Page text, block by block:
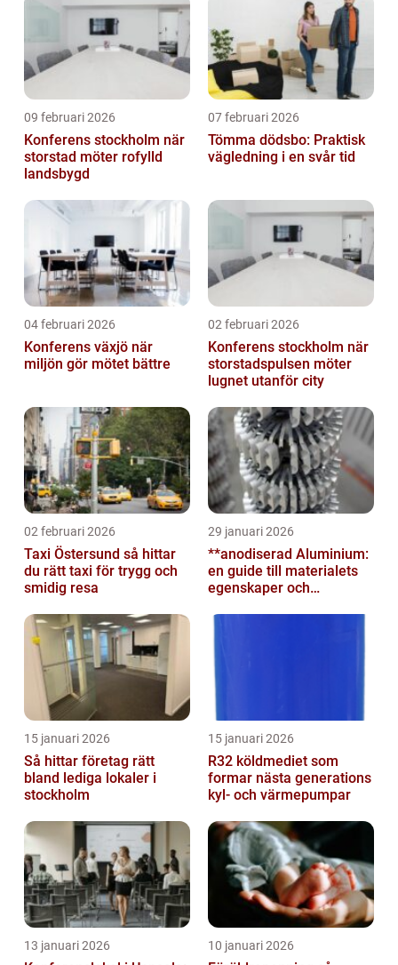
09 februari 2026
Konferens stockholm när
storstad möter rofylld
landsbygd
07 februari 2026
Tömma dödsbo: Praktisk
vägledning i en svår tid
04 februari 2026
Konferens växjö när
miljön gör mötet bättre
02 februari 2026
Konferens stockholm när
storstadspulsen möter
lugnet utanför city
02 februari 2026
Taxi Östersund så hittar
du rätt taxi för trygg och
smidig resa
29 januari 2026
**anodiserad Aluminium:
en guide till materialets
egenskaper och
15 januari 2026
Så hittar företag rätt
bland lediga lokaler i
stockholm
15 januari 2026
R32 köldmediet som
formar nästa generations
kyl- och värmepumpar
13 januari 2026 10 januari 2026